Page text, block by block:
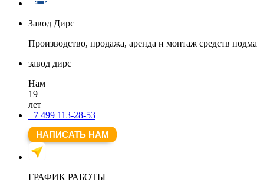
Завод Дирс
Производство, продажа, аренда и монтаж средств
завод дирс
Нам
19
лет
+7 499 113-28-53
НАПИСАТЬ НАМ
ГРАФИК РАБОТЫ